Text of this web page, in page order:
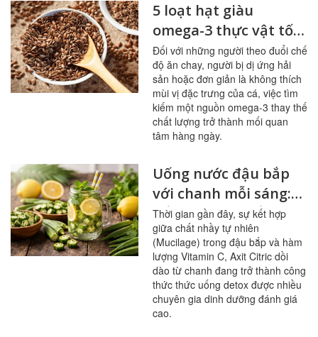
5 loạt hạt giàu
omega-3 thực vật tốt
nhất cho người ít ăn
cá
Đối với những người theo đuổi chế
độ ăn chay, người bị dị ứng hải
sản hoặc đơn giản là không thích
mùi vị đặc trưng của cá, việc tìm
kiếm một nguồn omega-3 thay thế
chất lượng trở thành mối quan
tâm hàng ngày.
Uống nước đậu bắp
với chanh mỗi sáng:
bổ mạch máu, ổn
đường huyết
Thời gian gần đây, sự kết hợp
giữa chất nhầy tự nhiên
(Mucilage) trong đậu bắp và hàm
lượng Vitamin C, Axit Citric dồi
dào từ chanh đang trở thành công
thức thức uống detox được nhiều
chuyên gia dinh dưỡng đánh giá
cao.